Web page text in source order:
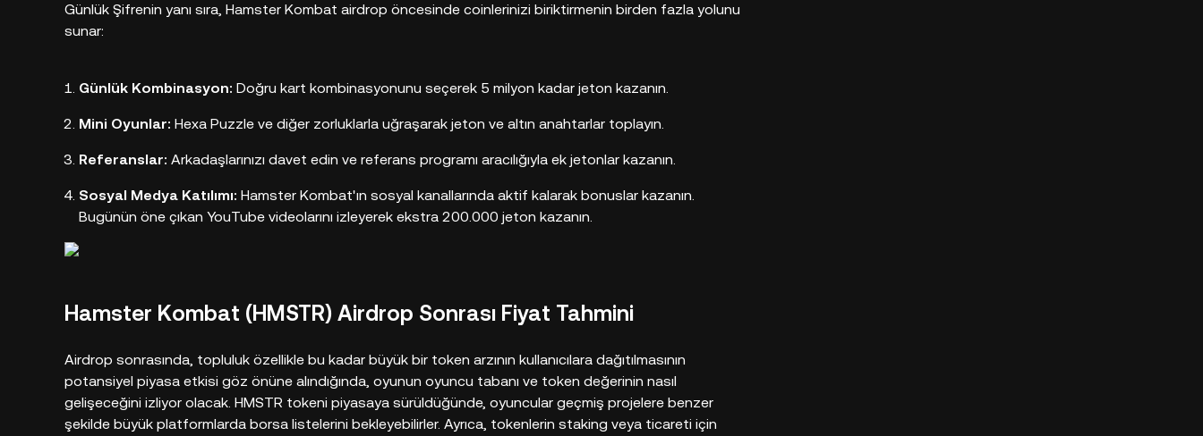
Günlük Şifrenin yanı sıra, Hamster Kombat airdrop öncesinde coinlerinizi biriktirmenin birden fazla yolunu
sunar:
Günlük Kombinasyon: Doğru kart kombinasyonunu seçerek 5 milyon kadar jeton kazanın.
Mini Oyunlar: Hexa Puzzle ve diğer zorluklarla uğraşarak jeton ve altın anahtarlar toplayın.
Referanslar: Arkadaşlarınızı davet edin ve referans programı aracılığıyla ek jetonlar kazanın.
Sosyal Medya Katılımı: Hamster Kombat'ın sosyal kanallarında aktif kalarak bonuslar kazanın.
Bugünün öne çıkan YouTube videolarını izleyerek ekstra 200.000 jeton kazanın.
Hamster Kombat (HMSTR) Airdrop Sonrası Fiyat Tahmini
Airdrop sonrasında, topluluk özellikle bu kadar büyük bir token arzının kullanıcılara dağıtılmasının
potansiyel piyasa etkisi göz önüne alındığında, oyunun oyuncu tabanı ve token değerinin nasıl
gelişeceğini izliyor olacak. HMSTR tokeni piyasaya sürüldüğünde, oyuncular geçmiş projelere benzer
şekilde büyük platformlarda borsa listelerini bekleyebilirler. Ayrıca, tokenlerin staking veya ticareti için